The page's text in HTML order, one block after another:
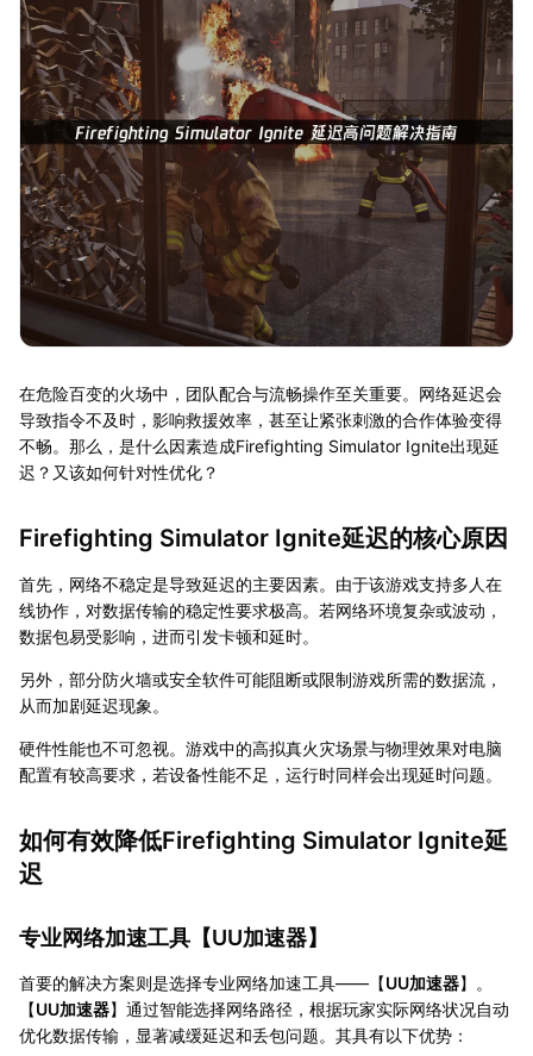
在危险百变的火场中，团队配合与流畅操作至关重要。网络延迟会
导致指令不及时，影响救援效率，甚至让紧张刺激的合作体验变得
不畅。那么，是什么因素造成Firefighting Simulator Ignite出现延
迟？又该如何针对性优化？
Firefighting Simulator Ignite延迟的核心原因
首先，网络不稳定是导致延迟的主要因素。由于该游戏支持多人在
线协作，对数据传输的稳定性要求极高。若网络环境复杂或波动，
数据包易受影响，进而引发卡顿和延时。
另外，部分防火墙或安全软件可能阻断或限制游戏所需的数据流，
从而加剧延迟现象。
硬件性能也不可忽视。游戏中的高拟真火灾场景与物理效果对电脑
配置有较高要求，若设备性能不足，运行时同样会出现延时问题。
如何有效降低Firefighting Simulator Ignite延
迟
专业网络加速工具【UU加速器】
首要的解决方案则是选择专业网络加速工具——【UU加速器】。
【UU加速器】通过智能选择网络路径，根据玩家实际网络状况自动
优化数据传输，显著减缓延迟和丢包问题。其具有以下优势：